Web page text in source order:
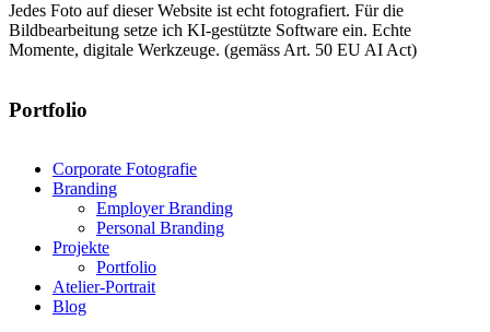
Jedes Foto auf dieser Website ist echt fotografiert. Für die
Bildbearbeitung setze ich KI-gestützte Software ein. Echte
Momente, digitale Werkzeuge. (gemäss Art. 50 EU AI Act)
Portfolio
Corporate Fotografie
Branding
Employer Branding
Personal Branding
Projekte
Portfolio
Atelier-Portrait
Blog